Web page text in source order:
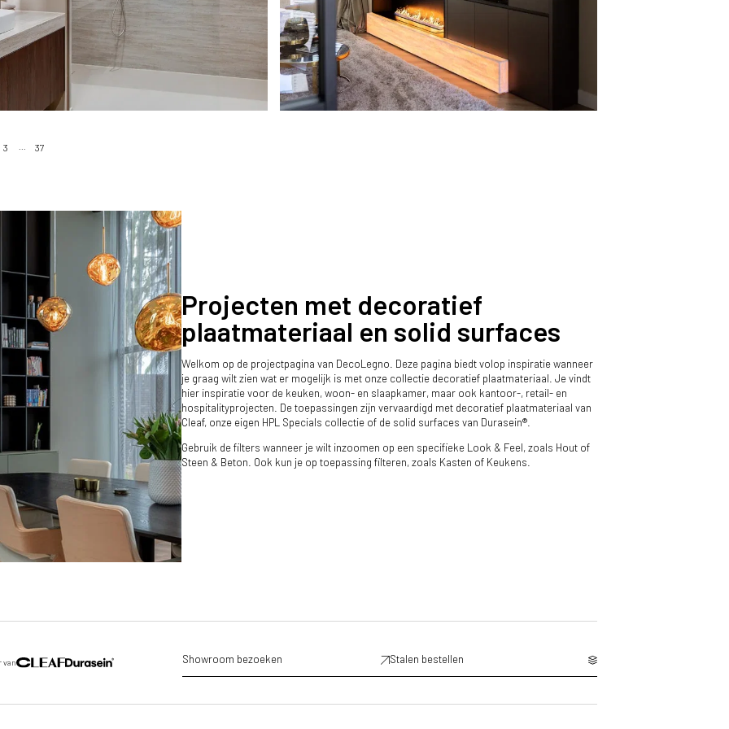
3 ... 37
Projecten met decoratief
plaatmateriaal en solid surfaces
Welkom op de projectpagina van DecoLegno. Deze pagina biedt volop inspiratie wanneer
je graag wilt zien wat er mogelijk is met onze collectie decoratief plaatmateriaal. Je vindt
hier inspiratie voor de keuken, woon- en slaapkamer, maar ook kantoor-, retail- en
hospitalityprojecten. De toepassingen zijn vervaardigd met decoratief plaatmateriaal van
Cleaf, onze eigen HPL Specials collectie of de solid surfaces van Durasein®.
Gebruik de filters wanneer je wilt inzoomen op een specifieke Look & Feel, zoals Hout of
Steen & Beton. Ook kun je op toepassing filteren, zoals Kasten of Keukens.
van Showroom bezoeken Stalen bestellen